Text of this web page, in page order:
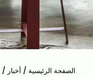
الصفحة الرئيسية / أخبار /